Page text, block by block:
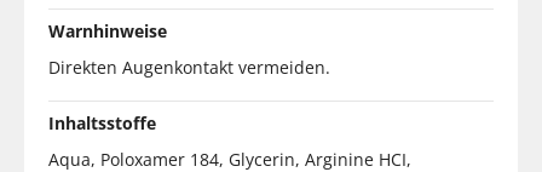
Warnhinweise
Direkten Augenkontakt vermeiden.
Inhaltsstoffe
Aqua, Poloxamer 184, Glycerin, Arginine HCI,